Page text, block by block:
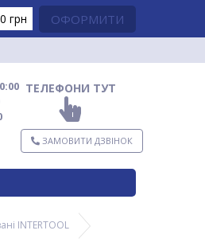
0 грн ОФОРМИТИ
ТЕЛЕФОНИ ТУТ
ЗАМОВИТИ ДЗВІНОК
INTERTOOL